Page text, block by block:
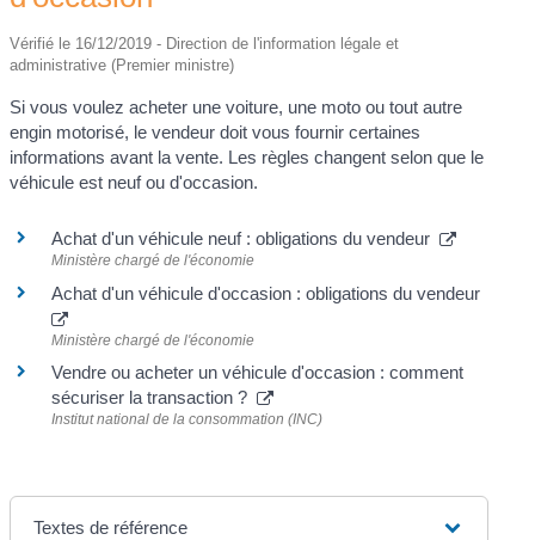
Vérifié le 16/12/2019 - Direction de l'information légale et
administrative (Premier ministre)
Si vous voulez acheter une voiture, une moto ou tout autre
engin motorisé, le vendeur doit vous fournir certaines
informations avant la vente. Les règles changent selon que le
véhicule est neuf ou d'occasion.
Achat d'un véhicule neuf : obligations du vendeur
Ministère chargé de l'économie
Achat d'un véhicule d'occasion : obligations du vendeur
Ministère chargé de l'économie
Vendre ou acheter un véhicule d'occasion : comment
sécuriser la transaction ?
Institut national de la consommation (INC)
Textes de référence